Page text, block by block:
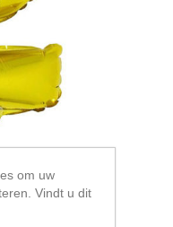
om uw
Vindt u dit